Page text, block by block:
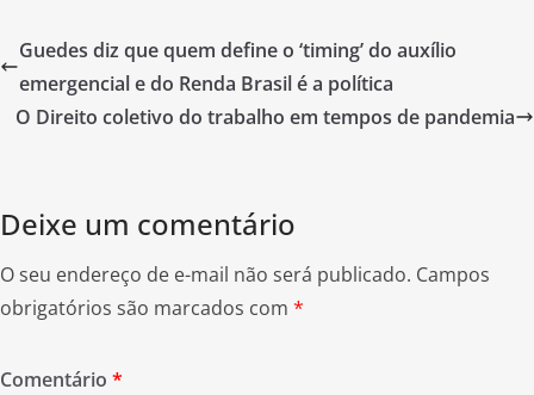
e
b
o
er e
Guedes diz que quem define o ‘timing’ do auxílio
emergencial e do Renda Brasil é a política
O Direito coletivo do trabalho em tempos de pandemia
Deixe um comentário
O seu endereço de e-mail não será publicado. Campos
obrigatórios são marcados com *
Comentário *